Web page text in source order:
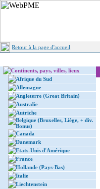
Retour à la page d'accueil
Continents, pays, villes, lieux
Afrique du Sud
Allemagne
Angleterre (Great Britain)
Australie
Autriche
Belgique (Bruxelles, Liège, + div.
Bonus)
Canada
Danemark
Etats-Unis d'Amérique
France
Hollande (Pays-Bas)
Italie
Liechtenstein